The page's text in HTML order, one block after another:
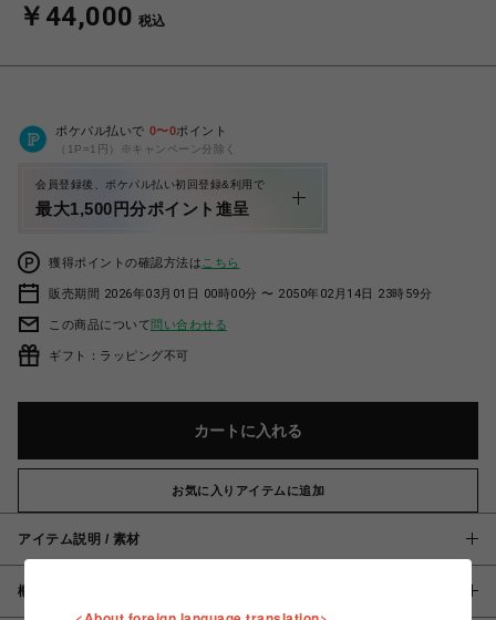
￥44,000 税込
ポケパル払いで 0〜0ポイント
（1P=1円）※キャンペーン分除く
会員登録後、ポケパル払い初回登録&利用で
最大1,500円分ポイント進呈
獲得ポイントの確認方法は こちら
販売期間 2026年03月01日 00時00分 〜 2050年02月14日 23時59分
この商品について問い合わせる
ギフト：ラッピング不可
カートに入れる
お気に入りアイテムに追加
アイテム説明 / 素材
概要